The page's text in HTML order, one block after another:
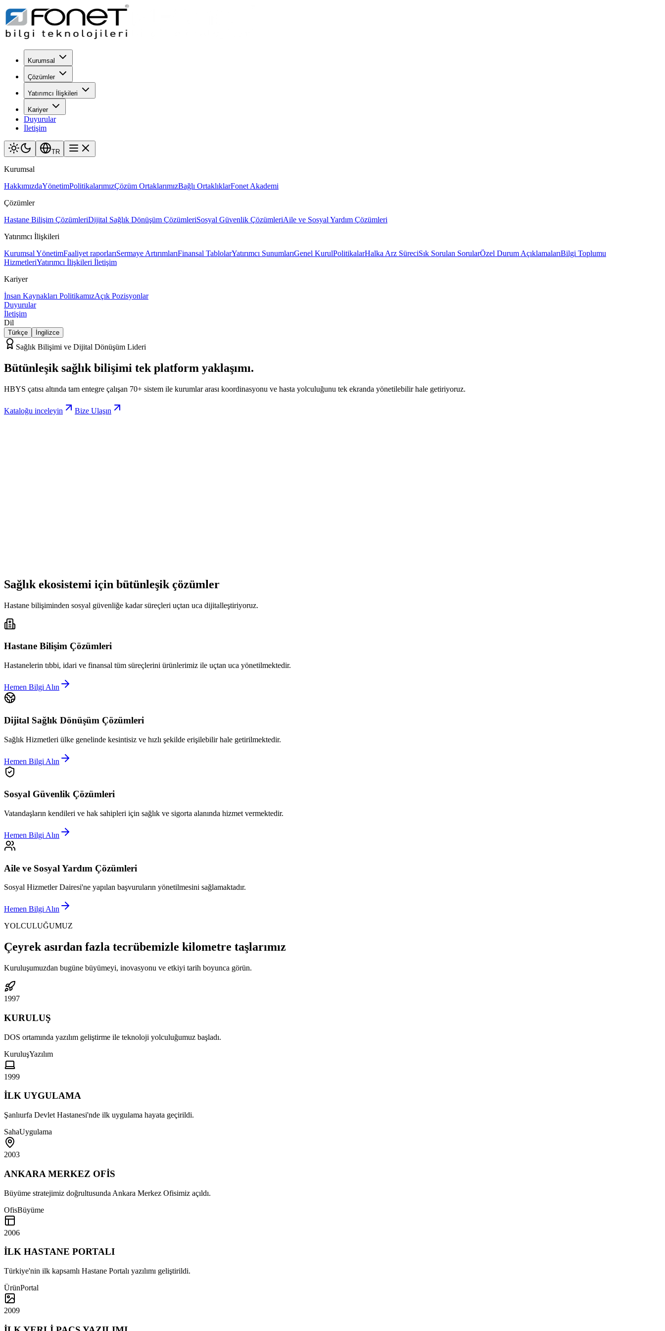
Kurumsal
Çözümler
Yatırımcı İlişkileri
Kariyer
Duyurular
İletişim
TR
Kurumsal
HakkımızdaYönetimPolitikalarımızÇözüm OrtaklarımızBağlı OrtaklıklarFonet Akademi
Çözümler
Hastane Bilişim ÇözümleriDijital Sağlık Dönüşüm ÇözümleriSosyal Güvenlik ÇözümleriAile ve Sosyal Yardım Çözümleri
Yatırımcı İlişkileri
Kurumsal YönetimFaaliyet raporlarıSermaye ArtırımlarıFinansal TablolarYatırımcı SunumlarıGenel KurulPolitikalarHalka Arz SüreciSık Sorulan SorularÖzel Durum AçıklamalarıBilgi Toplumu
HizmetleriYatırımcı İlişkileri İletişim
Kariyer
İnsan Kaynakları PolitikamızAçık Pozisyonlar
Duyurular
İletişim
Dil
Türkçe İngilizce
Sağlık Bilişimi ve Dijital Dönüşüm Lideri
Bütünleşik sağlık bilişimi tek platform yaklaşımı.
HBYS çatısı altında tam entegre çalışan 70+ sistem ile kurumlar arası koordinasyonu ve hasta yolculuğunu tek ekranda yönetilebilir hale getiriyoruz.
Kataloğu inceleyin Bize Ulaşın
Sağlık ekosistemi için bütünleşik çözümler
Hastane bilişiminden sosyal güvenliğe kadar süreçleri uçtan uca dijitalleştiriyoruz.
Hastane Bilişim Çözümleri
Hastanelerin tıbbi, idari ve finansal tüm süreçlerini ürünlerimiz ile uçtan uca yönetilmektedir.
Hemen Bilgi Alın
Dijital Sağlık Dönüşüm Çözümleri
Sağlık Hizmetleri ülke genelinde kesintisiz ve hızlı şekilde erişilebilir hale getirilmektedir.
Hemen Bilgi Alın
Sosyal Güvenlik Çözümleri
Vatandaşların kendileri ve hak sahipleri için sağlık ve sigorta alanında hizmet vermektedir.
Hemen Bilgi Alın
Aile ve Sosyal Yardım Çözümleri
Sosyal Hizmetler Dairesi'ne yapılan başvuruların yönetilmesini sağlamaktadır.
Hemen Bilgi Alın
YOLCULUĞUMUZ
Çeyrek asırdan fazla tecrübemizle kilometre taşlarımız
Kuruluşumuzdan bugüne büyümeyi, inovasyonu ve etkiyi tarih boyunca görün.
1997
KURULUŞ
DOS ortamında yazılım geliştirme ile teknoloji yolculuğumuz başladı.
KuruluşYazılım
1999
İLK UYGULAMA
Şanlıurfa Devlet Hastanesi'nde ilk uygulama hayata geçirildi.
SahaUygulama
2003
ANKARA MERKEZ OFİS
Büyüme stratejimiz doğrultusunda Ankara Merkez Ofisimiz açıldı.
OfisBüyüme
2006
İLK HASTANE PORTALI
Türkiye'nin ilk kapsamlı Hastane Portalı yazılımı geliştirildi.
ÜrünPortal
2009